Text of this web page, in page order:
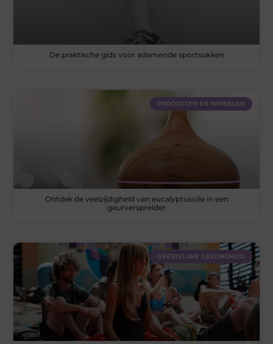
De praktische gids voor ademende sportsokken
PRODUCTEN EN WINKELEN
Ontdek de veelzijdigheid van eucalyptusolie in een
geurverspreider
GEESTELIJKE GEZONDHEID